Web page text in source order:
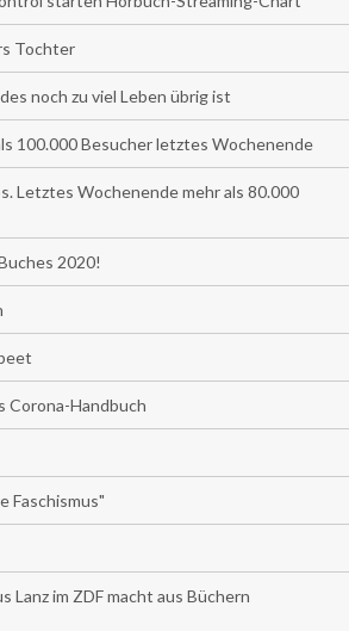
Tochter
noch zu viel Leben übrig ist
100.000 Besucher letztes Wochenende
Letztes Wochenende mehr als 80.000
2020!
Corona-Handbuch
Faschismus"
Lanz im ZDF macht aus Büchern